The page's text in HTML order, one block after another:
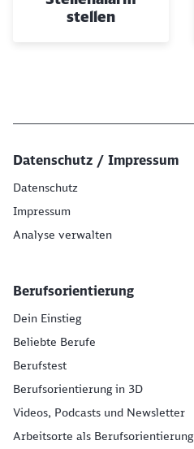
stellen
Datenschutz / Impressum
Datenschutz
Impressum
Analyse verwalten
Berufsorientierung
Dein Einstieg
Beliebte Berufe
Berufstest
Berufsorientierung in 3D
Videos, Podcasts und Newsletter
Arbeitsorte als Berufsorientierung